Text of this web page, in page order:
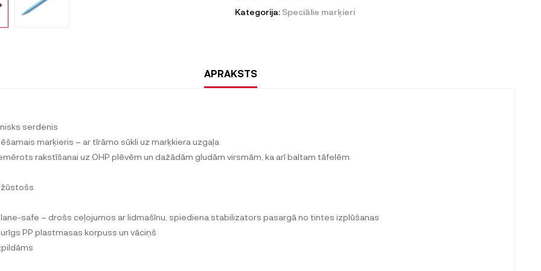
Kategorija: Speciālie marķieri
APRAKSTS
serdenis
marķieris – ar tīrāmo sūkli uz marķkiera uzgaļa
rakstīšanai uz OHP plēvēm un dažādām gludām virsmām, ka arī baltam tāfelēm
safe – drošs ceļojumos ar lidmašīnu, spiediena stabilizators pasargā no tintes izplūšanas
PP plastmasas korpuss un vāciņš